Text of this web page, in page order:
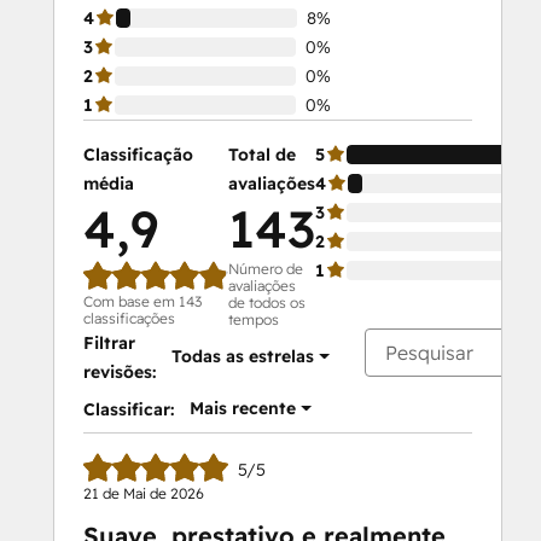
4
8%
3
0%
2
0%
1
0%
Classificação
média
4,9
Com base em 143
classificações
Total de
avaliações
143
Número de
avaliações
de todos os
tempos
5
4
3
2
1
Filtrar
revisões:
Todas as estrelas
Classificar: Mais recente
5/5
21 de Mai de 2026